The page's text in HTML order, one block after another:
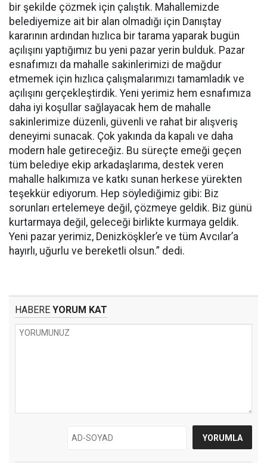
bir şekilde çözmek için çalıştık. Mahallemizde
belediyemize ait bir alan olmadığı için Danıştay
kararının ardından hızlıca bir tarama yaparak bugün
açılışını yaptığımız bu yeni pazar yerin bulduk. Pazar
esnafımızı da mahalle sakinlerimizi de mağdur
etmemek için hızlıca çalışmalarımızı tamamladık ve
açılışını gerçekleştirdik. Yeni yerimiz hem esnafımıza
daha iyi koşullar sağlayacak hem de mahalle
sakinlerimize düzenli, güvenli ve rahat bir alışveriş
deneyimi sunacak. Çok yakında da kapalı ve daha
modern hale getireceğiz. Bu süreçte emeği geçen
tüm belediye ekip arkadaşlarıma, destek veren
mahalle halkımıza ve katkı sunan herkese yürekten
teşekkür ediyorum. Hep söylediğimiz gibi: Biz
sorunları ertelemeye değil, çözmeye geldik. Biz günü
kurtarmaya değil, geleceği birlikte kurmaya geldik.
Yeni pazar yerimiz, Denizköşkler’e ve tüm Avcılar’a
hayırlı, uğurlu ve bereketli olsun.” dedi.
HABERE YORUM KAT